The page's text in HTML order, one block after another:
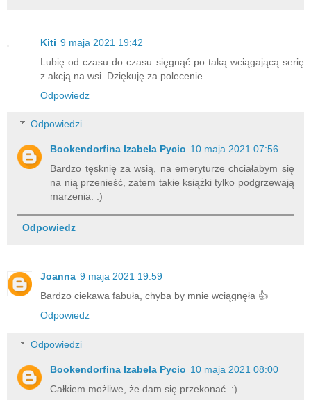
Kiti 9 maja 2021 19:42
Lubię od czasu do czasu sięgnąć po taką wciągającą serię
z akcją na wsi. Dziękuję za polecenie.
Odpowiedz
Odpowiedzi
Bookendorfina Izabela Pycio 10 maja 2021 07:56
Bardzo tęsknię za wsią, na emeryturze chciałabym się
na nią przenieść, zatem takie książki tylko podgrzewają
marzenia. :)
Odpowiedz
Joanna 9 maja 2021 19:59
Bardzo ciekawa fabuła, chyba by mnie wciągnęła 👍
Odpowiedz
Odpowiedzi
Bookendorfina Izabela Pycio 10 maja 2021 08:00
Całkiem możliwe, że dam się przekonać. :)